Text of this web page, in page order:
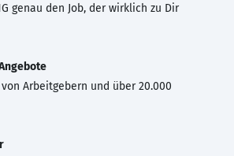
genau den Job, der wirklich zu Dir
Arbeitgebern und über 20.000